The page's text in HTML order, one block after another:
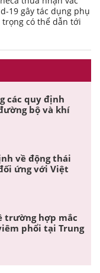
19 gây tác dụng phụ
trọng có thể dẫn tới
các quy định
bộ và khí
về động thái
ứng với Việt
trường hợp mắc
phổi tại Trung